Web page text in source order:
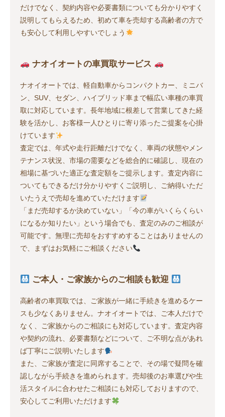
だけでなく、契約内容や必要書類についても分かりやすく
説明してもらえるため、初めて車を売却する高齢者の方で
も安心して利用しやすいでしょう
ナオイオートの車買取サービス
ナオイオートでは、軽自動車からコンパクトカー、ミニバ
ン、SUV、セダン、ハイブリッド車まで幅広い車種の車買
取に対応しています。長年地域に根差して営業してきた経
験を活かし、お客様一人ひとりに寄り添ったご提案を心掛
けています
査定では、年式や走行距離だけでなく、車両の状態やメン
テナンス状況、市場の需要などを総合的に確認し、現在の
相場に基づいた適正な査定額をご提示します。査定内容に
ついてもできるだけ分かりやすくご説明し、ご納得いただ
いたうえで売却を進めていただけます
「まだ売却するか決めていない」「今の車がいくらくらい
になるか知りたい」という場合でも、査定のみのご相談が
可能です。無理に売却をおすすめすることはありませんの
で、まずはお気軽にご相談ください
ご本人・ご家族からのご相談も歓迎
高齢者の車買取では、ご家族が一緒に手続きを進めるケー
スも少なくありません。ナオイオートでは、ご本人だけで
なく、ご家族からのご相談にも対応しています。査定内容
や契約の流れ、必要書類などについて、ご不明な点があれ
ば丁寧にご説明いたします
また、ご家族が査定に同席することで、その場で疑問を確
認しながら手続きを進められます。売却後のお車選びや生
活スタイルに合わせたご相談にも対応しておりますので、
安心してご利用いただけます